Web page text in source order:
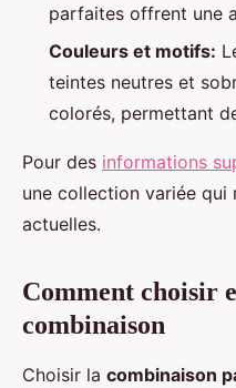
parfaites offrent une
Couleurs et motifs:
teintes neutres et
colorés, permettant
Pour des informations
une collection variée qui
actuelles.
Comment choisir
combinaison
Choisir la combinaison